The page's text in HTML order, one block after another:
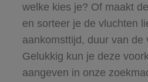
welke kies je? Of maakt
en sorteer je de vluchten
aankomsttijd, duur van de
Gelukkig kun je deze
aangeven in onze